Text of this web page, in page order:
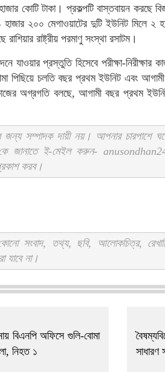
কোটি টাকা। প্রকল্পটি বাস্তবায়ন করছে
২০০ মেগাওয়াটের দুটি ইউনিট মিলে ২
রাষ্ট্রীয় পরমাণু সংস্থা রসাটম।
যাওয়ার প্রস্তুতি হিসেবে পরীক্ষা-নিরীক্ষার
পিছিয়ে চলতি বছর প্রথম ইউনিট এবং
অগ্রগতি বলছে, আগামী বছর প্রথম
সম্পাদক দায়ী নয়। আপনার চারপাশে
জানাতে ই-মেইল করুন-
করব।
সংবাদ, তথ্য, ছবি, আলোকচিত্র,
যাবে না।
বিএনপি অফিসে গুলি-বোমা
নিহত ১
সাধারণ